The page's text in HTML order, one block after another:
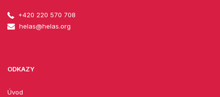
+420 220 570 708
helas@helas.org
ODKAZY
Úvod